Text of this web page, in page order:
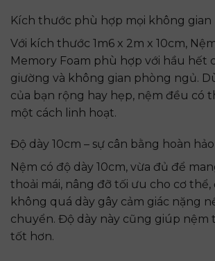
Kích thước phù hợp mọi không gian
Với kích thước 1m6 x 2m x 10cm,
Memory Foam phù hợp với hầu hết
giường và không gian phòng ngủ.
của bạn rộng hay hẹp, nệm đều có
một cách linh hoạt.
Độ dày 10cm – sự cân bằng hoàn hảo
Nệm có độ dày 10cm, vừa đủ để
thoải mái, nâng đỡ tối ưu cho cơ
không quá dày gây cảm giác nặng
chuyển. Độ dày này cũng giúp nệm
tốt hơn.